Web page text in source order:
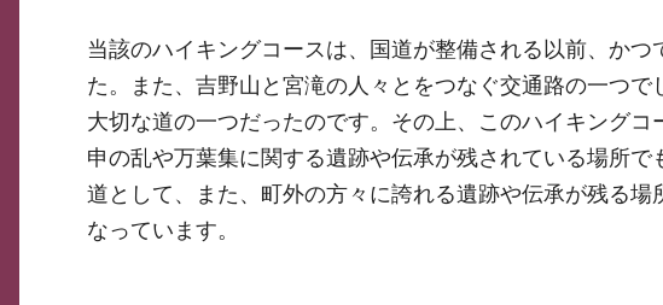
当該のハイキングコースは、国道が整備される以前、か
た。また、吉野山と宮滝の人々とをつなぐ交通路の一つで
大切な道の一つだったのです。その上、このハイキング
申の乱や万葉集に関する遺跡や伝承が残されている場所
道として、また、町外の方々に誇れる遺跡や伝承が残る
なっています。